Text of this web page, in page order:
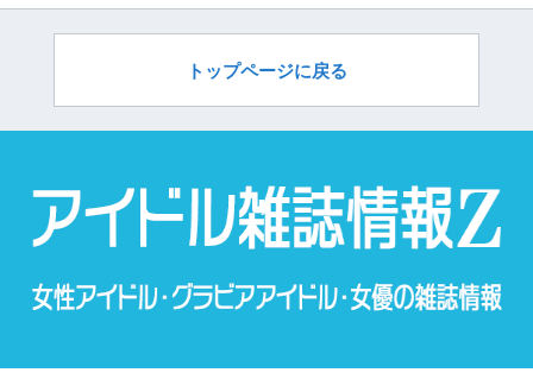
トップページに戻る